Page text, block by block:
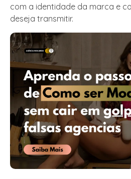
com a identidade da marca e
deseja transmitir.